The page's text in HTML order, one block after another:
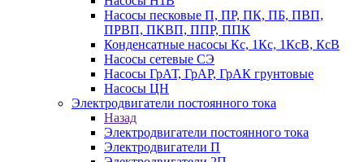
Насосы песковые П, ПР, ПК, ПБ, ПВП,
ПРВП, ПКВП, ППР, ППК
Конденсатные насосы Кс, 1Кс, 1КсВ, КсВ
Насосы сетевые СЭ
Насосы ГрАТ, ГрАР, ГрАК грунтовые
Насосы ЦН
Электродвигатели постоянного тока
Назад
Электродвигатели постоянного тока
Электродвигатели П